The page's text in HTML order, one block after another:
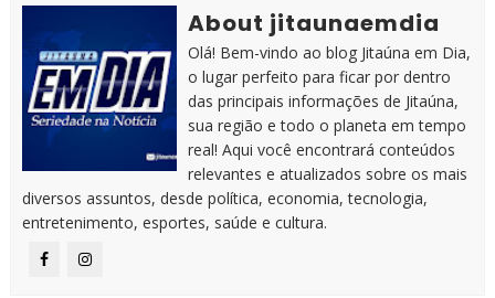
About jitaunaemdia
Olá! Bem-vindo ao blog Jitaúna em Dia,
o lugar perfeito para ficar por dentro
das principais informações de Jitaúna,
sua região e todo o planeta em tempo
real! Aqui você encontrará conteúdos
relevantes e atualizados sobre os mais
diversos assuntos, desde política, economia, tecnologia,
entretenimento, esportes, saúde e cultura.